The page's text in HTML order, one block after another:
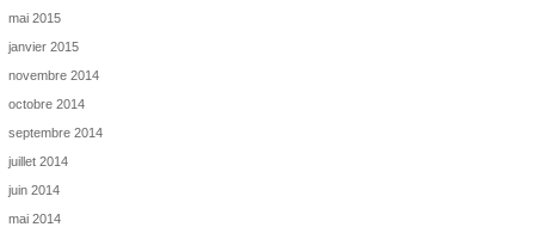
mai 2015
janvier 2015
novembre 2014
octobre 2014
septembre 2014
juillet 2014
juin 2014
mai 2014